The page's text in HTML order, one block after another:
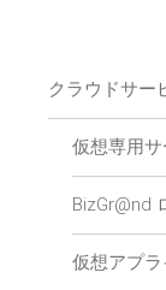
クラウドサー
仮想専用サ
BizGr@nd
仮想アプラ